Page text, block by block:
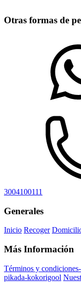
Otras formas de
3004100111
Generales
Inicio Recoger
Más Información
Términos y
pikada-kokorigool